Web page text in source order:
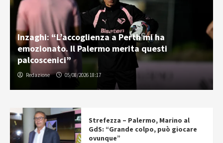
Inzaghi: “L’accoglienza a Perth mi ha
emozionato. Il Palermo merita questi
palcoscenici”
Redazione 05/08/2026 18:17
Strefezza – Palermo, Marino al
GdS: “Grande colpo, può giocare
ovunque”